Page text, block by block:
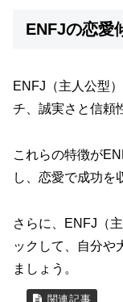
ENFJの恋愛
ENFJ（主人公型
チ、誠実さと信頼
これらの特徴が
し、恋愛で成功を
さらに、ENFJ（
ックして、自分や
ましょう。